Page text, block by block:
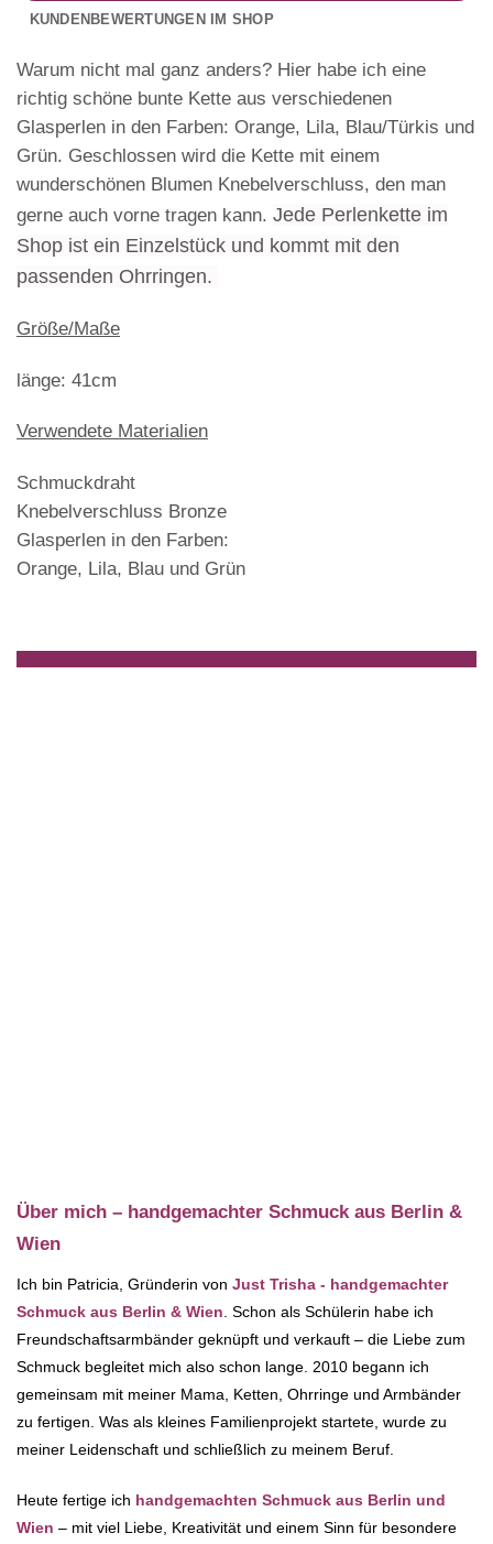
KUNDENBEWERTUNGEN IM SHOP
Warum nicht mal ganz anders? Hier habe ich eine
richtig schöne bunte Kette aus verschiedenen
Glasperlen in den Farben: Orange, Lila, Blau/Türkis und
Grün. Geschlossen wird die Kette mit einem
wunderschönen Blumen Knebelverschluss, den man
gerne auch vorne tragen kann. Jede Perlenkette im
Shop ist ein Einzelstück und kommt mit den
passenden Ohrringen.
Größe/Maße
länge: 41cm
Verwendete Materialien
Schmuckdraht
Knebelverschluss Bronze
Glasperlen in den Farben:
Orange, Lila, Blau und Grün
Über mich – handgemachter Schmuck aus Berlin &
Wien
Ich bin Patricia, Gründerin von Just Trisha - handgemachter
Schmuck aus Berlin & Wien . Schon als Schülerin habe ich
Freundschaftsarmbänder geknüpft und verkauft – die Liebe zum
Schmuck begleitet mich also schon lange. 2010 begann ich
gemeinsam mit meiner Mama, Ketten, Ohrringe und Armbänder
zu fertigen. Was als kleines Familienprojekt startete, wurde zu
meiner Leidenschaft und schließlich zu meinem Beruf.
Heute fertige ich handgemachten Schmuck aus Berlin und
Wien – mit viel Liebe, Kreativität und einem Sinn für besondere